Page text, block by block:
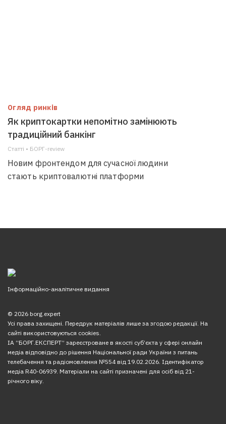
Огляд ринків
Як криптокартки непомітно замінюють
традиційний банкінг
Статті • БОРГ-review
Новим фронтендом для сучасної людини
стають криптовалютні платформи
Інформаційно-аналітичне видання
© 2026 borg.expert
Усі права захищені. Передрук матеріалів лише за згодою редакції. На
сайті використовуються cookies.
ІА “БОРГ.ЕКСПЕРТ” зареєстроване в якості суб’єкта у сфері онлайн
медіа відповідно до рішення Національної ради України з питань
телебачення та радіомовлення №554 від 19.02.2026. Ідентифікатор
медіа R40-06939. Матеріали на сайті призначені для осіб від 21-
річного віку.